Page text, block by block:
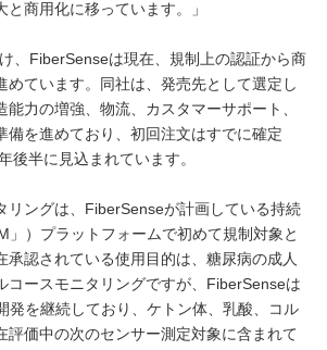
商用化に移っています。」
、FiberSenseは現在、規制上の認証から商
めています。同社は、発売先として選定し
能力の増強、物流、カスタマーサポート、
備を進めており、初回注文はすでに確定
後半に見込まれています。
リングは、FiberSenseが計画している持続
」）プラットフォームで初めて規制対象と
承認されている使用目的は、糖尿病の成人
コースモニタリングですが、FiberSenseは
発を継続しており、ケトン体、乳酸、コル
評価中の次のセンサー測定対象に含まれて